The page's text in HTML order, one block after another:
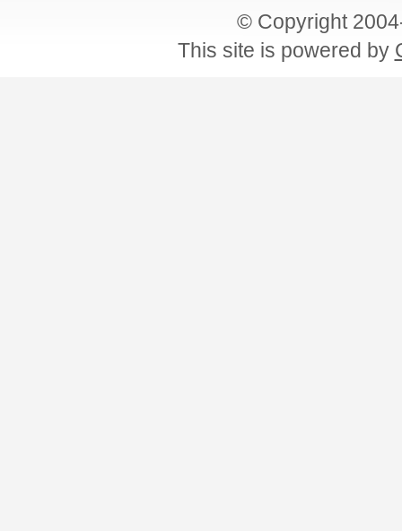
© Copyright
This site is powered by